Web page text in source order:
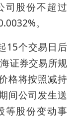
司股份不超过
。
15个交易日后
证券交易所规
格将按照减持
间公司发生送
等股份变动事